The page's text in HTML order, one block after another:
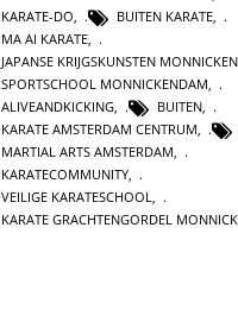
KARATE-DO
BUITEN KARATE
MA AI KARATE
JAPANSE KRIJGSKUNSTEN
SPORTSCHOOL MONNICKENDAM
ALIVEANDKICKING
BUITEN
KARATE AMSTERDAM CENTRUM,
MARTIAL ARTS AMSTERDAM,
KARATECOMMUNITY,
VEILIGE KARATESCHOOL,
KARATE GRACHTENGORDEL